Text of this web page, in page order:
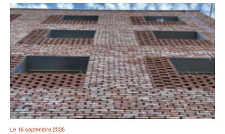
Le 16 septembre 2026